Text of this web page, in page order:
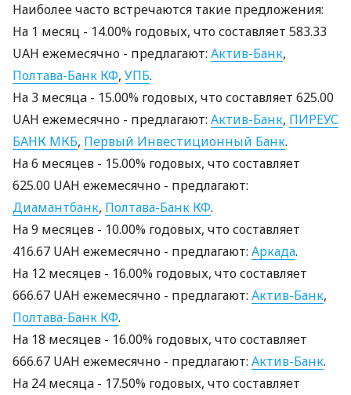
Наиболее часто встречаются такие предложения:
На 1 месяц - 14.00% годовых, что составляет 583.33
UAH ежемесячно - предлагают: Актив-Банк,
Полтава-Банк КФ, УПБ.
На 3 месяцa - 15.00% годовых, что составляет 625.00
UAH ежемесячно - предлагают: Актив-Банк, ПИРЕУС
БАНК МКБ, Первый Инвестиционный Банк.
На 6 месяцев - 15.00% годовых, что составляет
625.00 UAH ежемесячно - предлагают:
Диамантбанк, Полтава-Банк КФ.
На 9 месяцев - 10.00% годовых, что составляет
416.67 UAH ежемесячно - предлагают: Аркада.
На 12 месяцев - 16.00% годовых, что составляет
666.67 UAH ежемесячно - предлагают: Актив-Банк,
Полтава-Банк КФ.
На 18 месяцев - 16.00% годовых, что составляет
666.67 UAH ежемесячно - предлагают: Актив-Банк.
На 24 месяцa - 17.50% годовых, что составляет